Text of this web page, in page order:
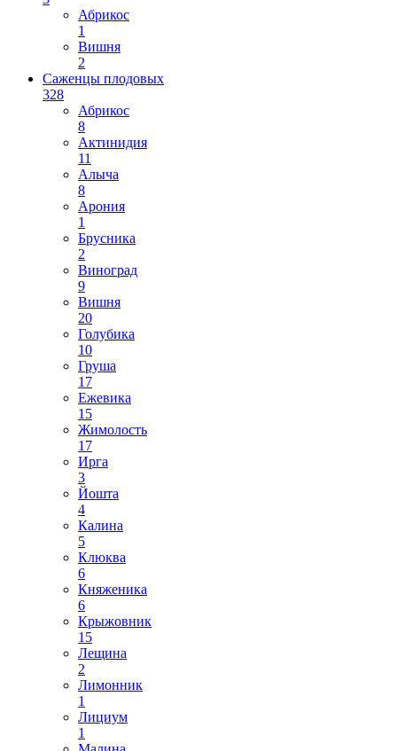
Абрикос
1
Вишня
2
Саженцы плодовых
328
Абрикос
8
Актинидия
11
Алыча
8
Арония
1
Брусника
2
Виноград
9
Вишня
20
Голубика
10
Груша
17
Ежевика
15
Жимолость
17
Ирга
3
Йошта
4
Калина
5
Клюква
6
Княженика
6
Крыжовник
15
Лещина
2
Лимонник
1
Лициум
1